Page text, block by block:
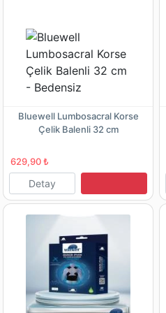
Bluewell Lumbosacral Korse
Çelik Balenli 32 cm
629,90 ₺
Detay